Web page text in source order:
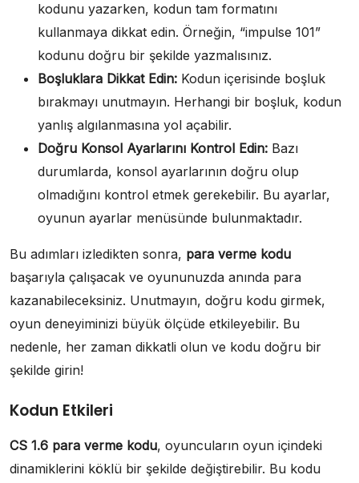
kodunu yazarken, kodun tam formatını
kullanmaya dikkat edin. Örneğin, “impulse 101”
kodunu doğru bir şekilde yazmalısınız.
Boşluklara Dikkat Edin: Kodun içerisinde boşluk
bırakmayı unutmayın. Herhangi bir boşluk, kodun
yanlış algılanmasına yol açabilir.
Doğru Konsol Ayarlarını Kontrol Edin: Bazı
durumlarda, konsol ayarlarının doğru olup
olmadığını kontrol etmek gerekebilir. Bu ayarlar,
oyunun ayarlar menüsünde bulunmaktadır.
Bu adımları izledikten sonra, para verme kodu
başarıyla çalışacak ve oyununuzda anında para
kazanabileceksiniz. Unutmayın, doğru kodu girmek,
oyun deneyiminizi büyük ölçüde etkileyebilir. Bu
nedenle, her zaman dikkatli olun ve kodu doğru bir
şekilde girin!
Kodun Etkileri
CS 1.6 para verme kodu, oyuncuların oyun içindeki
dinamiklerini köklü bir şekilde değiştirebilir. Bu kodu